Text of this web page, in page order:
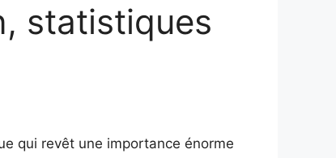
statistiques
qui revêt une importance énorme